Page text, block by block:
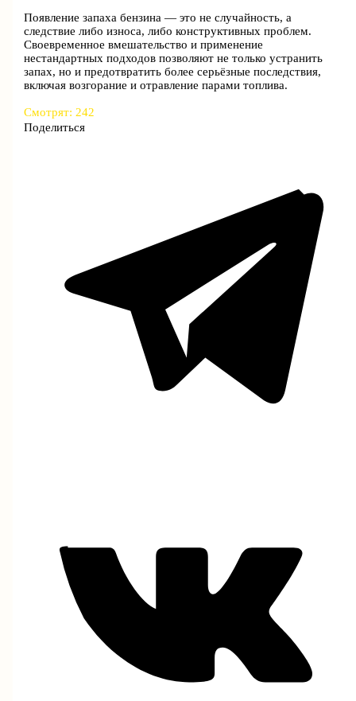
Появление запаха бензина — это не случайность, а
следствие либо износа, либо конструктивных проблем.
Своевременное вмешательство и применение
нестандартных подходов позволяют не только устранить
запах, но и предотвратить более серьёзные последствия,
включая возгорание и отравление парами топлива.
Смотрят: 242
Поделиться